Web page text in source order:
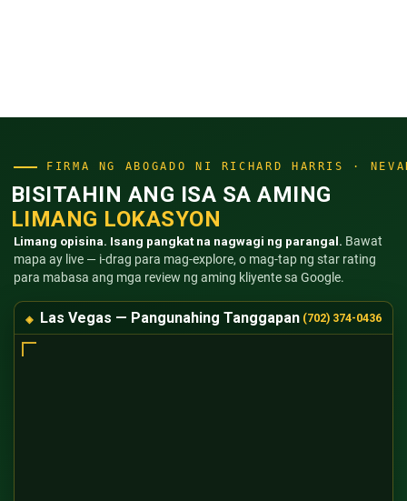
FIRMA NG ABOGADO NI RICHARD HARRIS ·
BISITAHIN ANG ISA SA AMING
LIMANG LOKASYON
Limang opisina. Isang pangkat na nagwagi ng parangal. Bawat
mapa ay live — i-drag para mag-explore, o mag-tap ng star rating
para mabasa ang mga review ng aming kliyente sa Google.
Las Vegas — Pangunahing Tanggapan (702) 374-0436